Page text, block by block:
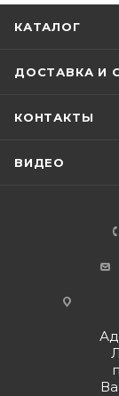
КАТАЛОГ
ДОСТАВКА И
КОНТАКТЫ
ВИДЕО